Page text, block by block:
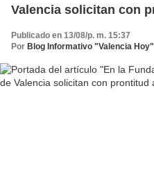
Valencia solicitan con
Publicado en 13/08/p. m. 15:37
Por Blog Informativo "Valencia Hoy"